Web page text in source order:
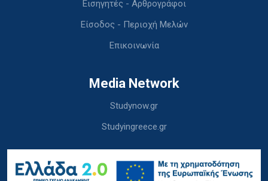
Εισηγητές - Αρθρογράφοι
Είσοδος - Περιοχή Μελών
Επικοινωνία
Media Network
Studynow.gr
Studyingreece.gr